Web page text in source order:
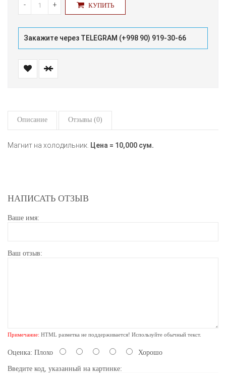
- + КУПИТЬ
Закажите через TELEGRAM (+998 90) 919-30-66
Описание Отзывы (0)
Магнит на холодильник. Цена = 10,000 сум.
НАПИСАТЬ ОТЗЫВ
Ваше имя:
Ваш отзыв:
Примечание: HTML разметка не поддерживается! Используйте обычный текст.
Оценка: Плохо Хорошо
Введите код, указанный на картинке: